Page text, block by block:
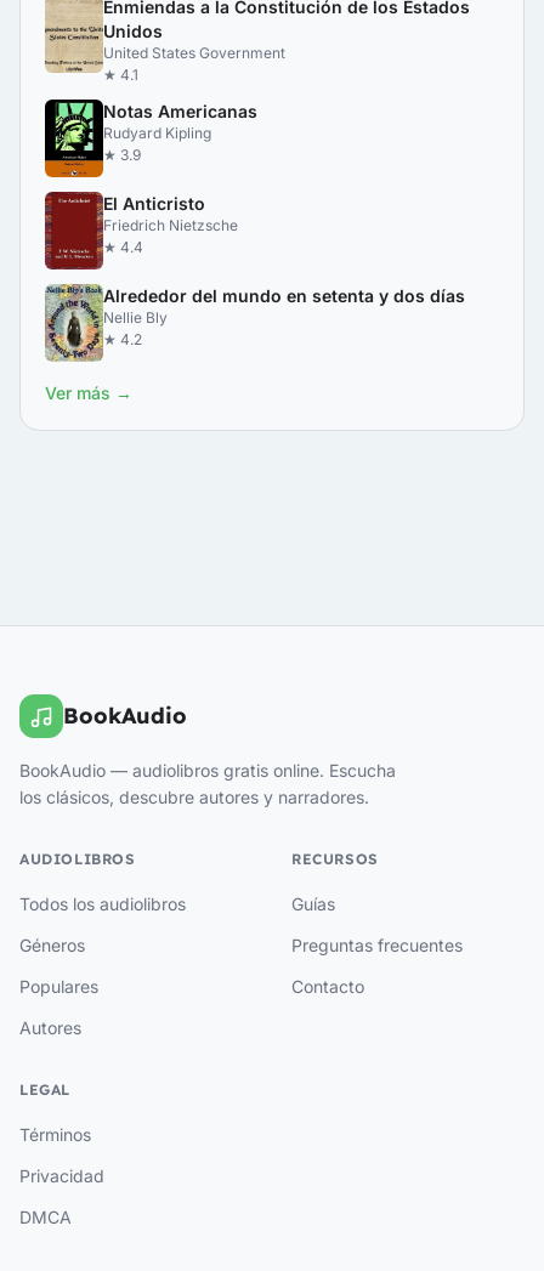
Enmiendas a la Constitución de los Estados
Unidos
United States Government
★ 4.1
Notas Americanas
Rudyard Kipling
★ 3.9
El Anticristo
Friedrich Nietzsche
★ 4.4
Alrededor del mundo en setenta y dos días
Nellie Bly
★ 4.2
Ver más →
BookAudio
BookAudio — audiolibros gratis online. Escucha
los clásicos, descubre autores y narradores.
AUDIOLIBROS
Todos los audiolibros
Géneros
Populares
Autores
RECURSOS
Guías
Preguntas frecuentes
Contacto
LEGAL
Términos
Privacidad
DMCA